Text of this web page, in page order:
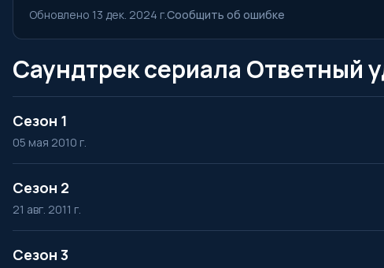
Обновлено 13 дек. 2024 г.Сообщить об ошибке
Саундтрек сериала Ответный
Сезон 1
05 мая 2010 г.
Сезон 2
21 авг. 2011 г.
Сезон 3